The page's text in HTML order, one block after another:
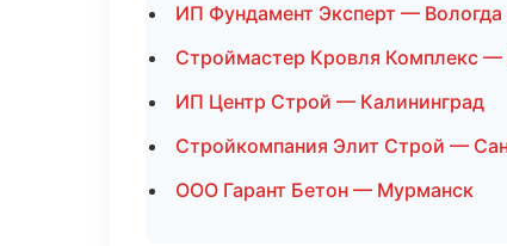
ИП Фундамент Эксперт — Вологда
Строймастер Кровля Комплекс —
ИП Центр Строй — Калининград
Стройкомпания Элит Строй —
ООО Гарант Бетон — Мурманск